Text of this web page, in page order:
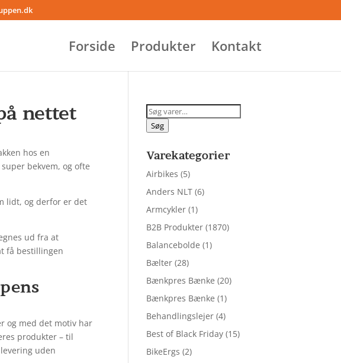
Forside Produkter Kontakt
nettet
hos en
bekvem, og ofte
lidt, og derfor er det
ud fra at
få bestillingen
og med det motiv har
produkter – til
uden
Søg
efter:
Søg
Varekategorier
Airbikes (5)
Anders NLT (6)
Armcykler (1)
B2B Produkter (1870)
Balancebolde (1)
Bælter (28)
Bænkpres Bænke (20)
Bænkpres Bænke (1)
Behandlingslejer (4)
Best of Black Friday (15)
BikeErgs (2)